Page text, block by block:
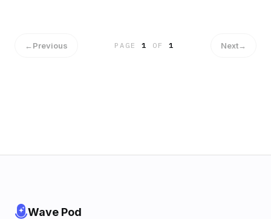
←Previous PAGE1 OF 1 Next→
Wave Pod